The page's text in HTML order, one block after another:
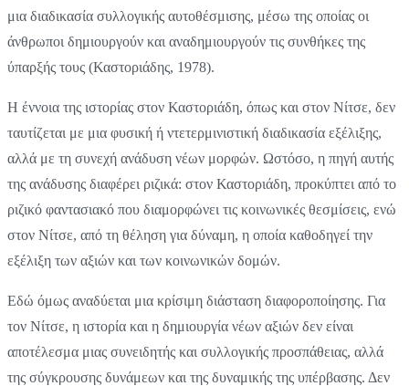
μια διαδικασία συλλογικής αυτοθέσμισης, μέσω της οποίας οι
άνθρωποι δημιουργούν και αναδημιουργούν τις συνθήκες της
ύπαρξής τους (Καστοριάδης, 1978).
Η έννοια της ιστορίας στον Καστοριάδη, όπως και στον Νίτσε, δεν
ταυτίζεται με μια φυσική ή ντετερμινιστική διαδικασία εξέλιξης,
αλλά με τη συνεχή ανάδυση νέων μορφών. Ωστόσο, η πηγή αυτής
της ανάδυσης διαφέρει ριζικά: στον Καστοριάδη, προκύπτει από το
ριζικό φαντασιακό που διαμορφώνει τις κοινωνικές θεσμίσεις, ενώ
στον Νίτσε, από τη θέληση για δύναμη, η οποία καθοδηγεί την
εξέλιξη των αξιών και των κοινωνικών δομών.
Εδώ όμως αναδύεται μια κρίσιμη διάσταση διαφοροποίησης. Για
τον Νίτσε, η ιστορία και η δημιουργία νέων αξιών δεν είναι
αποτέλεσμα μιας συνειδητής και συλλογικής προσπάθειας, αλλά
της σύγκρουσης δυνάμεων και της δυναμικής της υπέρβασης. Δεν